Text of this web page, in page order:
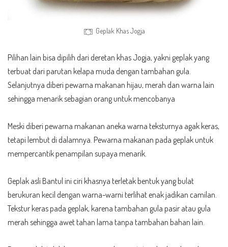
Geplak Khas Jogja
Pilihan lain bisa dipilih dari deretan khas Jogja, yakni geplak yang
terbuat dari parutan kelapa muda dengan tambahan gula.
Selanjutnya diberi pewarna makanan hijau, merah dan warna lain
sehingga menarik sebagian orang untuk mencobanya
Meski diberi pewarna makanan aneka warna teksturnya agak keras,
tetapi lembut di dalamnya. Pewarna makanan pada geplak untuk
mempercantik penampilan supaya menarik.
Geplak asli Bantul ini ciri khasnya terletak bentuk yang bulat
berukuran kecil dengan warna-warni terlihat enak jadikan camilan.
Tekstur keras pada geplak, karena tambahan gula pasir atau gula
merah sehingga awet tahan lama tanpa tambahan bahan lain.